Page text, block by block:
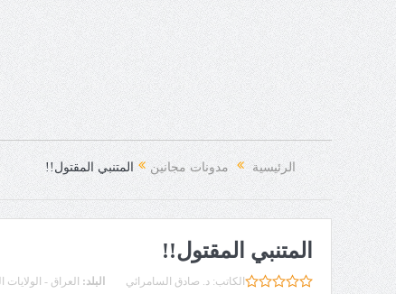
الرئيسية مدونات مجانين المتنبي المقتول!!
المتنبي المقتول!!
الكاتب:د. صادق السامرائي البلد: العراق - الولايات